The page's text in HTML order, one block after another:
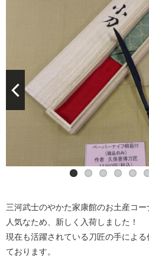
三河武士のやかた家康館のお土産コ
人気なため、新しく入荷しました！
現在も活躍されている刀匠の手によ
ております。